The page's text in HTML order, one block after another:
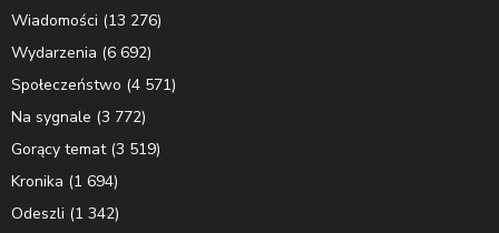
Wiadomości (13 276)
Wydarzenia (6 692)
Społeczeństwo (4 571)
Na sygnale (3 772)
Gorący temat(3 519)
Kronika (1 694)
Odeszli (1 342)